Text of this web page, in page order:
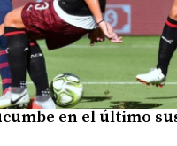
en el último